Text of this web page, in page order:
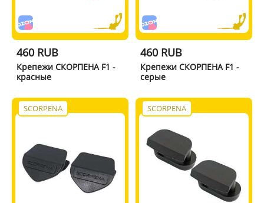
460 RUB
Крепежи СКОРПЕНА F1 -
красные
460 RUB
Крепежи СКОРПЕНА F1 -
серые
SCORPENA SCORPENA